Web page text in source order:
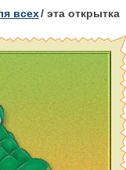
всех/ эта открытка